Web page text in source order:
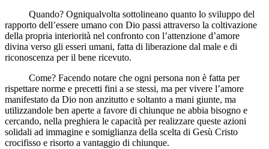
Quando? Ogniqualvolta sottolineano quanto lo sviluppo del
rapporto dell’essere umano con Dio passi attraverso la coltivazione
della propria interiorità nel confronto con l’attenzione d’amore
divina verso gli esseri umani, fatta di liberazione dal male e di
riconoscenza per il bene ricevuto.
Come? Facendo notare che ogni persona non è fatta per
rispettare norme e precetti fini a se stessi, ma per vivere l’amore
manifestato da Dio non anzitutto e soltanto a mani giunte, ma
utilizzandole ben aperte a favore di chiunque ne abbia bisogno e
cercando, nella preghiera le capacità per realizzare queste azioni
solidali ad immagine e somiglianza della scelta di Gesù Cristo
crocifisso e risorto a vantaggio di chiunque.